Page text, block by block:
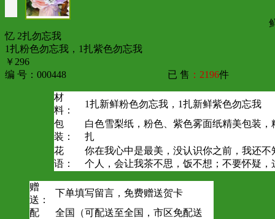
忆 2扎勿忘我
1扎粉色勿忘我，1扎紫色勿忘我
￥296
编 号：000448
已 售 ：2196件
材
料：
1扎新鲜粉色勿忘我，1扎新鲜紫色勿忘我
包
装：
白色雪梨纸，粉色、紫色雾面纸精美包装
扎
花
语：
你在我心中是最美，没认识你之前，我还不
个人，会让我茶不思，饭不想；不要怀疑，
赠
送：
下单填写留言，免费赠送贺卡
配
全国（可配送至全国，市区免配送